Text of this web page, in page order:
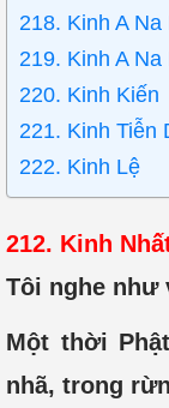
218. Kinh A
219. Kinh A
220. Kinh Kiến
221. Kinh Tiễn
222. Kinh Lệ
212. Kinh
Tôi nghe như
Một thời
nhã, trong